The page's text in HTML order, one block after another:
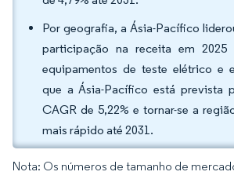
Por geografia, a Ásia-Pacífico
participação na receita em
equipamentos de teste elétrico e
que a Ásia-Pacífico está prevista
CAGR de 5,22% e tornar-se a
mais rápido até 2031.
Nota: Os números de tamanho de